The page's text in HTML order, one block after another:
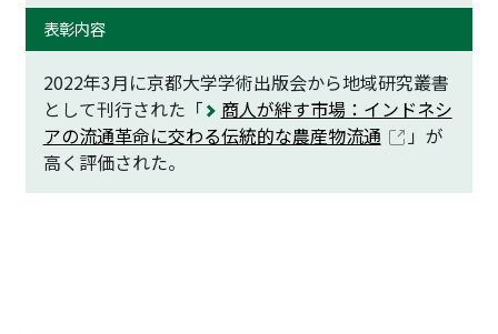
表彰内容
2022年3月に京都大学学術出版会から地域研究叢書
として刊行された「
商人が絆す市場：インドネシ
アの流通革命に交わる伝統的な農産物流通
」が
高く評価された。